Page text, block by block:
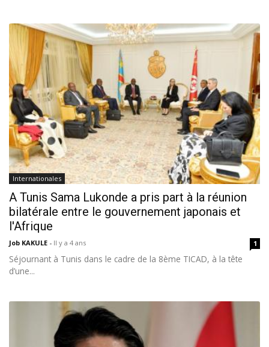
Internationales
A Tunis Sama Lukonde a pris part à la réunion
bilatérale entre le gouvernement japonais et
l'Afrique
Job KAKULE - Il y a 4 ans 1
Séjournant à Tunis dans le cadre de la 8ème TICAD, à la tête
d’une...